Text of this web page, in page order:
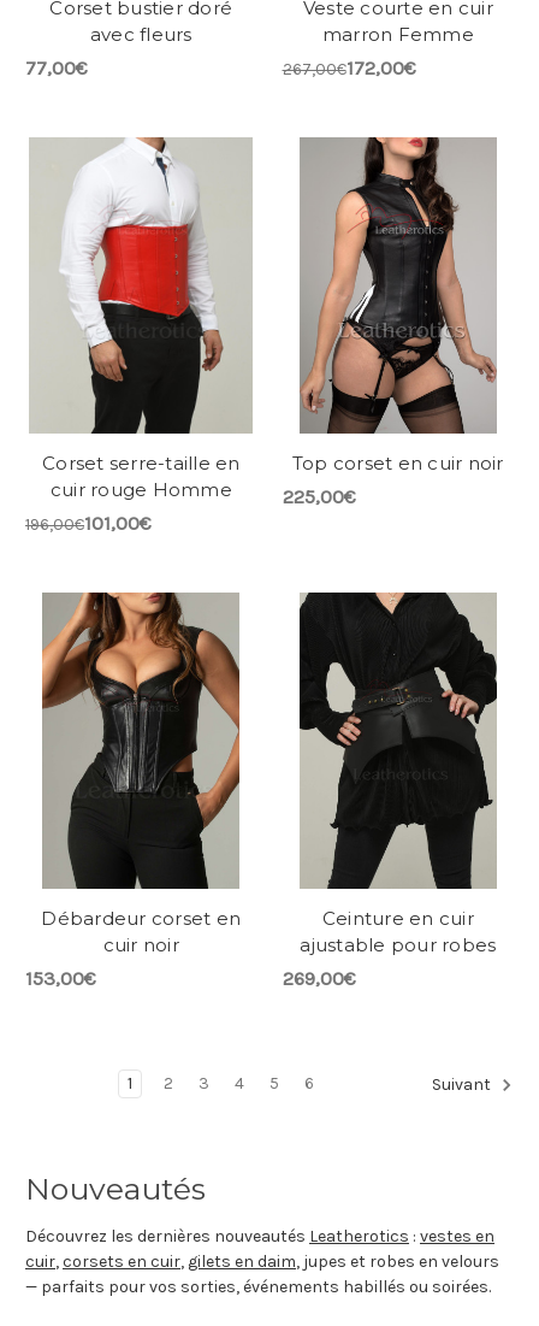
Corset bustier doré
avec fleurs
77,00€
Veste courte en cuir
marron Femme
267,00€172,00€
Corset serre-taille en
cuir rouge Homme
196,00€101,00€
Top corset en cuir noir
225,00€
Débardeur corset en
cuir noir
153,00€
Ceinture en cuir
ajustable pour robes
269,00€
1 2 3 4 5 6 Suivant
Nouveautés
Découvrez les dernières nouveautés Leatherotics : vestes en
cuir,corsets en cuir, gilets en daim, jupes et robes en velours
— parfaits pour vos sorties, événements habillés ou soirées.